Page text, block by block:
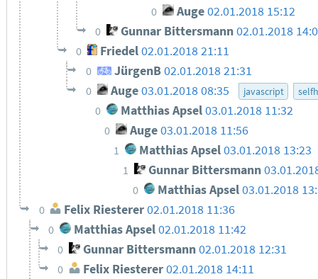
0 Auge02.01.2018 15:12
0 Gunnar Bittersmann 02.01.2018
0 Friedel02.01.2018 21:11
0 JürgenB 02.01.2018 21:31
0 Auge03.01.2018 08:35 javascript
0 Matthias Apsel 03.01.2018 11:32
0 Auge03.01.2018 11:56
1 Matthias Apsel03.01.2018 13:23
1 Gunnar Bittersmann
0 Matthias Apsel03.01.2018
0 Felix Riesterer02.01.2018 11:36
0 Matthias Apsel 02.01.2018 11:42
0 Gunnar Bittersmann02.01.2018 12:31
0 Felix Riesterer02.01.2018 14:11